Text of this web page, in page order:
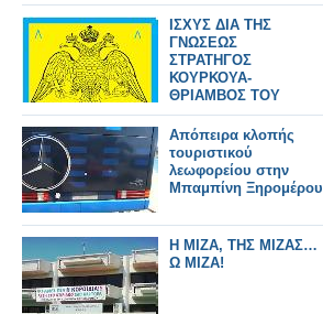
ΙΣΧΥΣ ΔΙΑ ΤΗΣ
ΓΝΩΣΕΩΣ
ΣΤΡΑΤΗΓΟΣ
ΚΟΥΡΚΟΥΑ-
ΘΡΙΑΜΒΟΣ ΤΟΥ
ΧΡΙΣΤΙΑΝΙΣΜΟΥ
Απόπειρα κλοπής
τουριστικού
λεωφορείου στην
Μπαμπίνη Ξηρομέρου
Η ΜΙΖΑ, ΤΗΣ ΜΙΖΑΣ…
Ω ΜΙΖΑ!